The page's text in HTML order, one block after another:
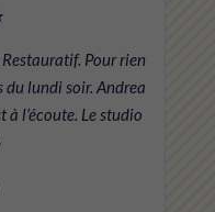
Pour rien
du lundi soir. Andrea
à l’écoute. Le studio